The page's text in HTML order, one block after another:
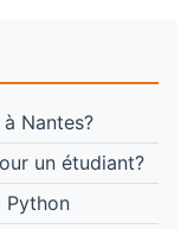
Nantes?
un étudiant?
Python